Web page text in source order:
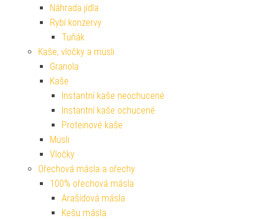
Náhrada jídla
Rybí konzervy
Tuňák
Kaše, vločky a müsli
Granola
Kaše
Instantní kaše neochucené
Instantní kaše ochucené
Proteinové kaše
Müsli
Vločky
Ořechová másla a ořechy
100% ořechová másla
Arašídová másla
Kešu másla